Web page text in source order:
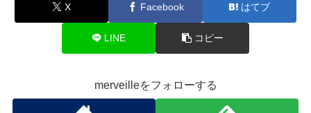
X Facebook はてブ
LINE コピー
merveilleをフォローする